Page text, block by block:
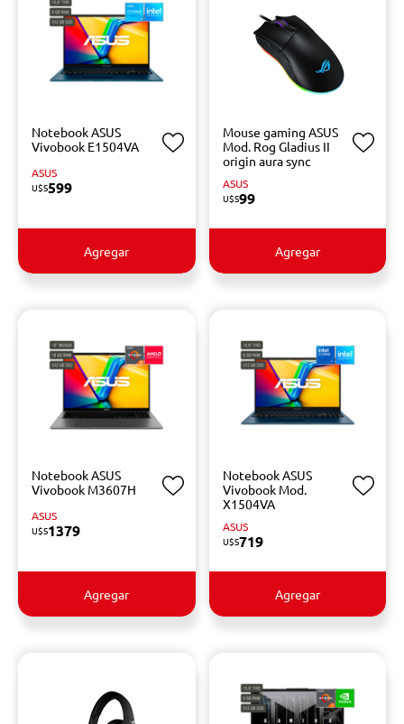
Notebook ASUS
Vivobook E1504VA
ASUS
U$S599
Agregar
Mouse gaming ASUS
Mod. Rog Gladius II
origin aura sync
ASUS
U$S99
Agregar
Notebook ASUS
Vivobook M3607H
ASUS
U$S1379
Agregar
Notebook ASUS
Vivobook Mod.
X1504VA
ASUS
U$S719
Agregar